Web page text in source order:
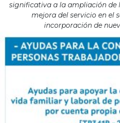
significativa a la ampliación de
mejora del servicio en el
incorporación de